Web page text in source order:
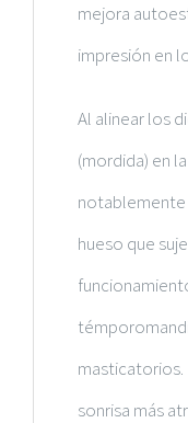
mejora
impresión en
Al alinear los
(mordida) en
notablemente
hueso que
masticatorios.
sonrisa más